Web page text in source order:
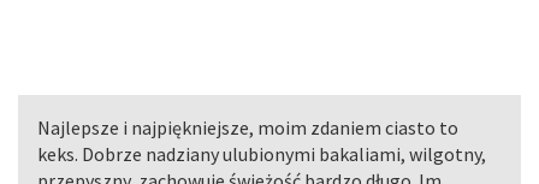
Najlepsze i najpiękniejsze, moim zdaniem ciasto to
keks. Dobrze nadziany ulubionymi bakaliami, wilgotny,